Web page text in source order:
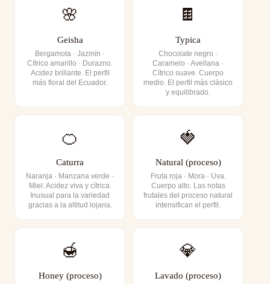
🌸
Geisha
Bergamota · Jazmín ·
Cítrico amarillo · Durazno.
Acidez brillante. El perfil
más floral del Ecuador.
🍫
Typica
Chocolate negro ·
Caramelo · Avellana ·
Cítrico suave. Cuerpo
medio. El perfil más clásico
y equilibrado.
🍊
Caturra
Naranja · Manzana verde ·
Miel. Acidez viva y cítrica.
Inusual para la variedad
gracias a la altitud lojana.
🍓
Natural (proceso)
Fruta roja · Mora · Uva.
Cuerpo alto. Las notas
frutales del proceso natural
intensifican el perfil.
🍯
Honey (proceso)
💎
Lavado (proceso)